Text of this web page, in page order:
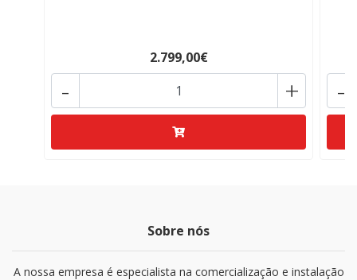
2.799,00€
+
- -
Sobre nós
A nossa empresa é especialista na comercialização e instalação